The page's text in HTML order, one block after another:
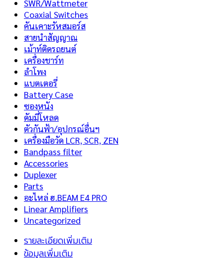
SWR/Wattmeter
Coaxial Switches
คันเคาะรัหสมอร์ส
สายนำสัญญาณ
เม้าท์ติดรถยนต์
เครื่องชาร์ท
ลำโพง
แบตเตอรี่
Battery Case
ซองหนัง
ดัมมี่โหลด
ตัวกันฟ้า/อุปกรณ์อื่นฯ
เครื่องมือวัด LCR, SCR, ZEN
Bandpass filter
Accessories
Duplexer
Parts
อะไหล่ ฮ.BEAM E4 PRO
Linear Amplifiers
Uncategorized
รายละเอียดเพิ่มเติม
ข้อมูลเพิ่มเติม